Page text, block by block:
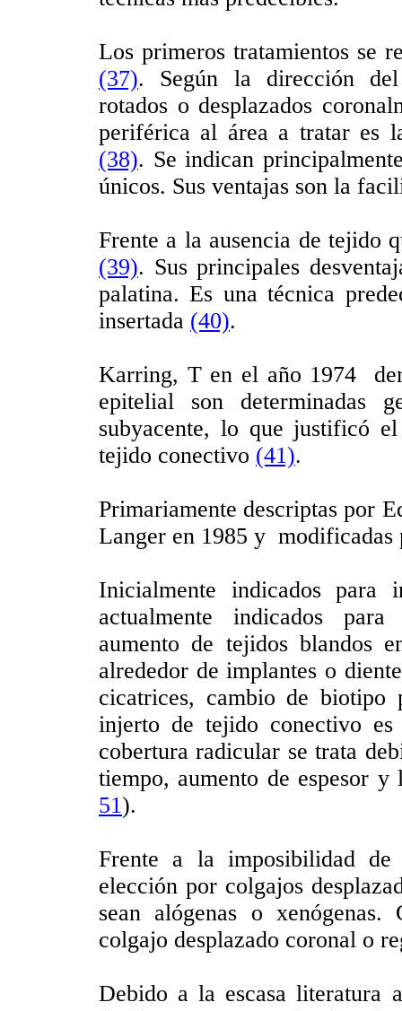
Los primeros tratamientos se
(37). Según la dirección del
rotados o desplazados
periférica al área a tratar es
(38). Se indican
únicos. Sus ventajas son la
Frente a la ausencia de tejido
(39). Sus principales
palatina. Es una técnica
insertada (40).
Karring, T en el año 1974
epitelial son determinadas
subyacente, lo que justificó
tejido conectivo (41).
Primariamente descriptas por
Langer en 1985 y modificadas
Inicialmente indicados para
actualmente indicados
aumento de tejidos blandos
alrededor de implantes o
cicatrices, cambio de
injerto de tejido conectivo es
cobertura radicular se trata
tiempo, aumento de espesor
51).
Frente a la imposibilidad de
elección por colgajos
sean alógenas o
colgajo desplazado coronal o
Debido a la escasa literatura